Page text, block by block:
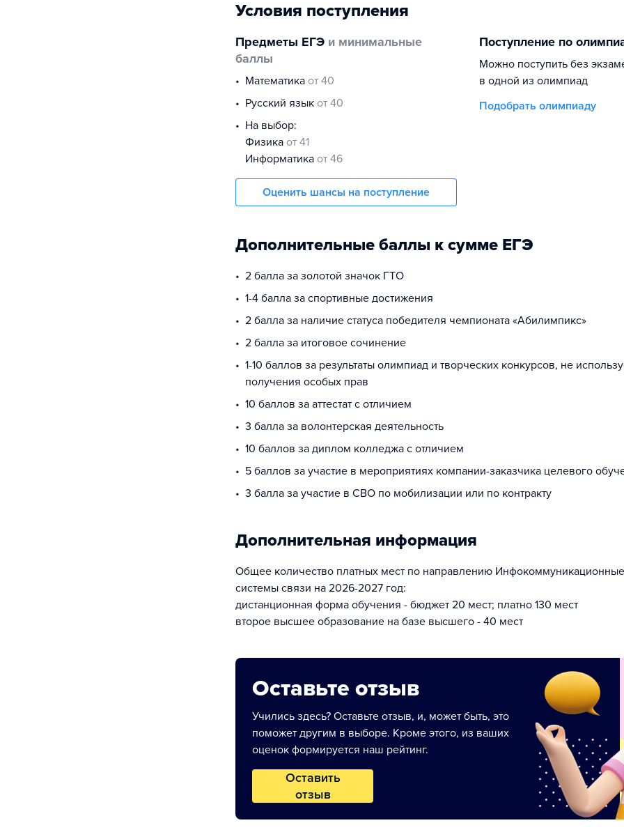
Условия поступления
Предметы ЕГЭ и минимальные
баллы
математика от 40
русский язык от 40
На выбор:
физика от 41
информатика от 46
Оценить шансы на поступление
Поступление по
Можно поступить без
в одной из олимпиад
Подобрать олимпиаду
Дополнительные баллы к сумме ЕГЭ
2 балла за золотой значок ГТО
1-4 балла за спортивные достижения
2 балла за наличие статуса победителя чемпионата «Абилимпикс»
2 балла за итоговое сочинение
1-10 баллов за результаты олимпиад и творческих конкурсов, не
получения особых прав
10 баллов за аттестат с отличием
3 балла за волонтерская деятельность
10 баллов за диплом колледжа с отличием
5 баллов за участие в мероприятиях компании-заказчика целевого
3 балла за участие в СВО по мобилизации или по контракту
Дополнительная информация
Общее количество платных мест по направлению Инфокоммуникационные
системы связи на 2026-2027 год:
дистанционная форма обучения - бюджет 20 мест; платно 130 мест
второе высшее образование на базе высшего - 40 мест
Оставьте отзыв
Учились здесь? Оставьте отзыв, и, может быть, это
поможет другим в выборе. Кроме этого, из ваших
оценок формируется наш рейтинг.
Оставить
отзыв